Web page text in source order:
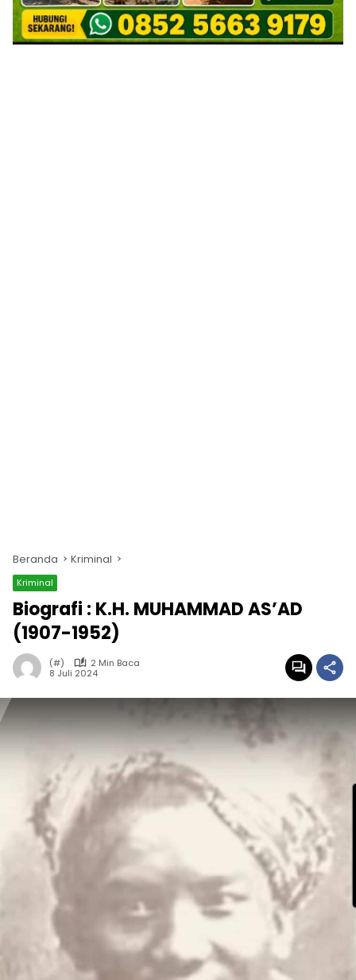
Beranda Kriminal
Kriminal
Biografi : K.H. MUHAMMAD AS’AD
(1907-1952)
(#)
2 Min Baca
8 Juli 2024